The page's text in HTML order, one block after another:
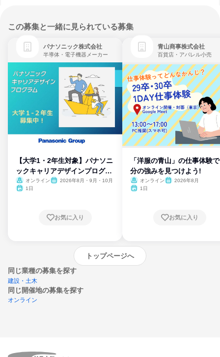
この募集と一緒に見られている募集
パナソニック株式会社
半導体・電子機器メーカー
【大学1・2年生対象】パナソニ
ックキャリアデザインプログラ
ム
オンライン
2026年8月・9月・10月
1日
お気に入り
青山商事株式会社
百貨店・アパレル小売
「洋服の青山」の仕事体験
分の強みを見つけよう!
オンライン
2026年8月
1日
お気に入り
トップページへ
同じ業種の募集を探す
建設・土木
同じ開催地の募集を探す
オンライン